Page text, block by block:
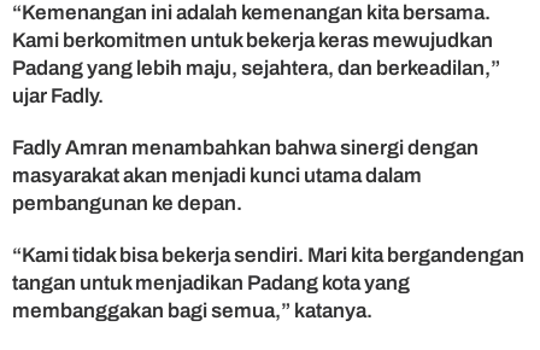
b
u
a
a
s
y
r
a
k
a
“Kemenangan ini adalah kemenangan kita bersama.
Kami berkomitmen untuk bekerja keras mewujudkan
Padang yang lebih maju, sejahtera, dan berkeadilan,”
ujar Fadly.
Fadly Amran menambahkan bahwa sinergi dengan
masyarakat akan menjadi kunci utama dalam
pembangunan ke depan.
“Kami tidak bisa bekerja sendiri. Mari kita bergandengan
tangan untuk menjadikan Padang kota yang
membanggakan bagi semua,” katanya.